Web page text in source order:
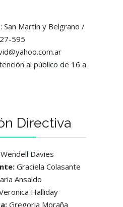
San Martín y Belgrano /
595
al público de 16 a
Directiva
Wendell Davies
Graciela Colasante
Ansaldo
Halliday
Gregoria Moraña